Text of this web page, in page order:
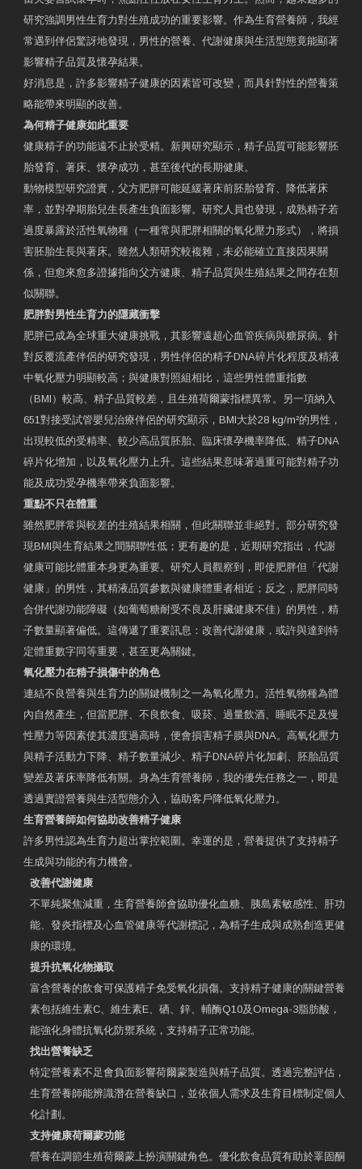
研究強調男性生育力對生殖成功的重要影響。作為生育營養師，我經
常遇到伴侶驚訝地發現，男性的營養、代謝健康與生活型態竟能顯著
影響精子品質及懷孕結果。
好消息是，許多影響精子健康的因素皆可改變，而具針對性的營養策
略能帶來明顯的改善。
為何精子健康如此重要
健康精子的功能遠不止於受精。新興研究顯示，精子品質可能影響胚
胎發育、著床、懷孕成功，甚至後代的長期健康。
動物模型研究證實，父方肥胖可能延緩著床前胚胎發育、降低著床
率，並對孕期胎兒生長產生負面影響。研究人員也發現，成熟精子若
過度暴露於活性氧物種（一種常與肥胖相關的氧化壓力形式），將損
害胚胎生長與著床。雖然人類研究較複雜，未必能確立直接因果關
係，但愈來愈多證據指向父方健康、精子品質與生殖結果之間存在類
似關聯。
肥胖對男性生育力的隱藏衝擊
肥胖已成為全球重大健康挑戰，其影響遠超心血管疾病與糖尿病。針
對反覆流產伴侶的研究發現，男性伴侶的精子DNA碎片化程度及精液
中氧化壓力明顯較高；與健康對照組相比，這些男性體重指數
（BMI）較高、精子品質較差，且生殖荷爾蒙指標異常。另一項納入
651對接受試管嬰兒治療伴侶的研究顯示，BMI大於28 kg/m²的男性，
出現較低的受精率、較少高品質胚胎、臨床懷孕機率降低、精子DNA
碎片化增加，以及氧化壓力上升。這些結果意味著過重可能對精子功
能及成功受孕機率帶來負面影響。
重點不只在體重
雖然肥胖常與較差的生殖結果相關，但此關聯並非絕對。部分研究發
現BMI與生育結果之間關聯性低；更有趣的是，近期研究指出，代謝
健康可能比體重本身更為重要。研究人員觀察到，即使肥胖但「代謝
健康」的男性，其精液品質參數與健康體重者相近；反之，肥胖同時
合併代謝功能障礙（如葡萄糖耐受不良及肝臟健康不佳）的男性，精
子數量顯著偏低。這傳遞了重要訊息：改善代謝健康，或許與達到特
定體重數字同等重要，甚至更為關鍵。
氧化壓力在精子損傷中的角色
連結不良營養與生育力的關鍵機制之一為氧化壓力。活性氧物種為體
內自然產生，但當肥胖、不良飲食、吸菸、過量飲酒、睡眠不足及慢
性壓力等因素使其濃度過高時，便會損害精子膜與DNA。高氧化壓力
與精子活動力下降、精子數量減少、精子DNA碎片化加劇、胚胎品質
變差及著床率降低有關。身為生育營養師，我的優先任務之一，即是
透過實證營養與生活型態介入，協助客戶降低氧化壓力。
生育營養師如何協助改善精子健康
許多男性認為生育力超出掌控範圍。幸運的是，營養提供了支持精子
生成與功能的有力機會。
改善代謝健康
不單純聚焦減重，生育營養師會協助優化血糖、胰島素敏感性、肝功
能、發炎指標及心血管健康等代謝標記，為精子生成與成熟創造更健
康的環境。
提升抗氧化物攝取
富含營養的飲食可保護精子免受氧化損傷。支持精子健康的關鍵營養
素包括維生素C、維生素E、硒、鋅、輔酶Q10及Omega-3脂肪酸，
能強化身體抗氧化防禦系統，支持精子正常功能。
找出營養缺乏
特定營養素不足會負面影響荷爾蒙製造與精子品質。透過完整評估，
生育營養師能辨識潛在營養缺口，並依個人需求及生育目標制定個人
化計劃。
支持健康荷爾蒙功能
營養在調節生殖荷爾蒙上扮演關鍵角色。優化飲食品質有助於睪固酮